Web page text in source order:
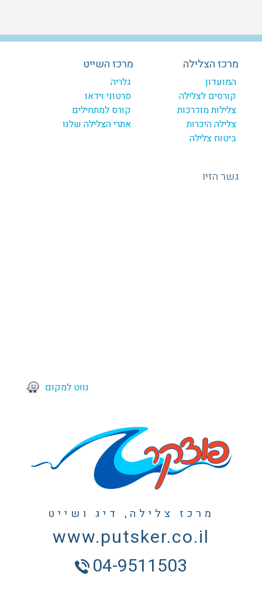
מרכז הצלילה
המועדון
קורסים לצלילה
צלילות מודרכות
צלילה היכרות
ביטוח צלילה
מרכז השייט
גלריה
סרטוני וידאו
קורס למתחילים
אתרי הצלילה שלנו
גשר הזיו
נווט למקום
מרכז צלילה, דיג ושייט
www.putsker.co.il
04-9511503